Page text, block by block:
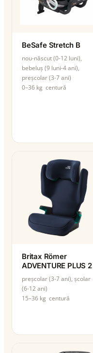
BeSafe Stretch B
nou-născut (0-12 luni),
bebeluș (9 luni-4 ani),
preșcolar (3-7 ani)
0–36 kg centură
Britax Römer
ADVENTURE PLUS 2
preșcolar (3-7 ani), școlar
(6-12 ani)
15–36 kg centură